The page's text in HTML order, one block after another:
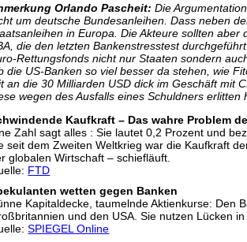
Orlando Pascheit: Die
um deutsche Bundesanleihen. Dass neben
in Europa. Die Akteure sollten
die den letzten Bankenstresstest
Rettungsfonds nicht nur Staaten sondern
die US-Banken so viel besser da stehen, wie
an die 30 Milliarden USD dick im Geschäft mit
wegen des Ausfalls eines Schuldners erlitten
Kaufkraft – Das wahre Problem
Zahl sagt alles : Sie lautet 0,2 Prozent und
seit dem Zweiten Weltkrieg war die Kaufkraft
globalen Wirtschaft – schiefläuft.
FTD
wetten gegen Banken
Kapitaldecke, taumelnde Aktienkurse: Den
und den USA. Sie nutzen Lücken
SPIEGEL Online